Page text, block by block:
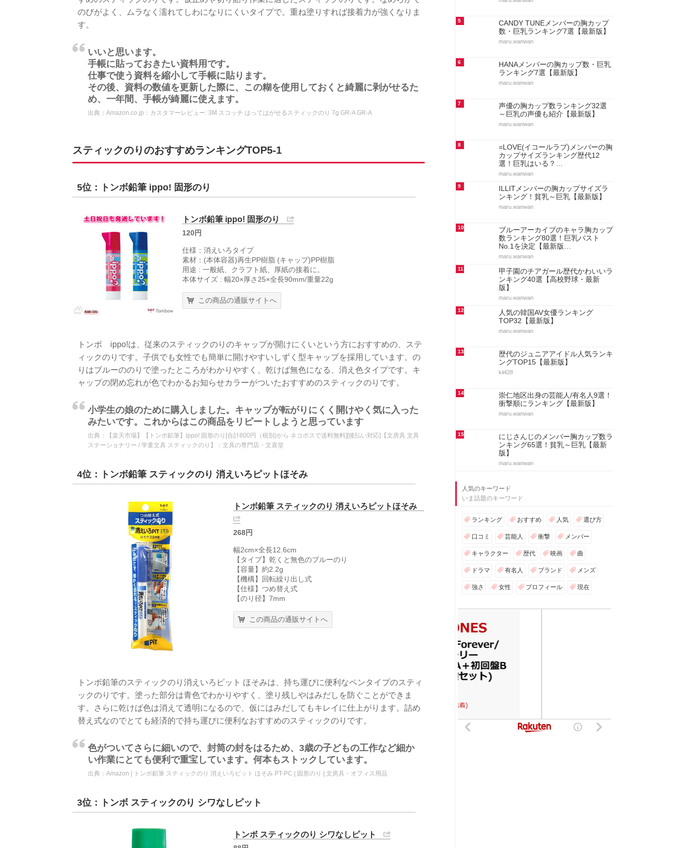
のびがよく、ムラなく濡れてしわになりにくいタイプで。重ね塗りすれば接着力が強くなりま
す。
いいと思います。
手帳に貼っておきたい資料用です。
仕事で使う資料を縮小して手帳に貼ります。
その後、資料の数値を更新した際に、この糊を使用しておくと綺麗に剥がせるた
め、一年間、手帳が綺麗に使えます。
出典： Amazon.co.jp：カスタマーレビュー: 3M スコッチ はってはがせるスティックのり 7g GR-A GR-A
スティックのりのおすすめランキングTOP5-1
5位：トンボ鉛筆 ippo! 固形のり
トンボ鉛筆 ippo! 固形のり
120円
仕様：消えいろタイプ
素材：(本体容器)再生PP樹脂 (キャップ)PP樹脂
用途 : 一般紙、クラフト紙、厚紙の接着に。
本体サイズ : 幅20×厚さ25×全長90mm/重量22g
この商品の通販サイトへ
トンボ ippo!は、従来のスティックのりのキャップが開けにくいという方におすすめの、ステ
ィックのりです。子供でも女性でも簡単に開けやすいしずく型キャップを採用しています。の
りはブルーののりで塗ったところがわかりやすく、乾けば無色になる、消え色タイプです。キ
ャップの閉め忘れが色でわかるお知らせカラーがついたおすすめのスティックのりです。
小学生の娘のために購入しました。キャップが転がりにくく開けやく気に入った
みたいです。これからはこの商品をリピートしようと思っています
出典：
【楽天市場】【トンボ鉛筆】ippo! 固形のり[合計800円（税別)から ネコポスで送料無料][後払い対応]【文房具 文具
ステーショナリー / 学童文具 スティックのり】：文具の専門店・文喜堂
4位：トンボ鉛筆 スティックのり 消えいろピットほそみ
トンボ鉛筆 スティックのり 消えいろピットほそみ
268円
幅2cm×全長12.6cm
【タイプ】乾くと無色のブルーのり
【容量】約2.2g
【機構】回転繰り出し式
【仕様】つめ替え式
【のり径】7mm
この商品の通販サイトへ
トンボ鉛筆のスティックのり消えいろピット ほそみは、持ち運びに便利なペンタイプのスティ
ックのりです。塗った部分は青色でわかりやすく、塗り残しやはみだしを防ぐことができま
す。さらに乾けば色は消えて透明になるので、仮にはみだしてもキレイに仕上がります。詰め
替え式なのでとても経済的で持ち運びに便利なおすすめのスティックのりです。
色がついてさらに細いので、封筒の封をはるため、3歳の子どもの工作など細か
い作業にとても便利で重宝しています。何本もストックしています。
出典： Amazon | トンボ鉛筆 スティックのり 消えいろピット ほそみ PT-PC | 固形のり | 文房具・オフィス用品
3位：トンボ スティックのり シワなしピット
トンボ スティックのり シワなしピット
5
CANDY TUNEメンバーの胸カップ
数・巨乳ランキング7選【最新版】
maru.wanwan
6
HANAメンバーの胸カップ数・巨乳
ランキング7選【最新版】
maru.wanwan
7
声優の胸カップ数ランキング32選
～巨乳の声優も紹介【最新版】
maru.wanwan
8
=LOVE(イコールラブ)メンバーの胸
カップサイズランキング歴代12
選！巨乳はいる？…
maru.wanwan
9
ILLITメンバーの胸カップサイズラ
ンキング！貧乳～巨乳【最新版】
maru.wanwan
10
ブルーアーカイブのキャラ胸カップ
数ランキング80選！巨乳バスト
No.1を決定【最新版…
maru.wanwan
11
甲子園のチアガール歴代かわいいラ
ンキング40選【高校野球・最新
版】
maru.wanwan
12
人気の韓国AV女優ランキング
TOP32【最新版】
maru.wanwan
13
歴代のジュニアアイドル人気ランキ
ングTOP15【最新版】
kii428
14
崇仁地区出身の芸能人/有名人9選！
衝撃順にランキング【最新版】
maru.wanwan
15
にじさんじのメンバー胸カップ数ラ
ンキング65選！貧乳～巨乳【最新
版】
maru.wanwan
人気のキーワード
いま話題のキーワード
ランキング おすすめ 人気 選び方
口コミ 芸能人 衝撃 メンバー
キャラクター 歴代 映画 曲
ドラマ 有名人 ブランド メンズ
強さ 女性 プロフィール 現在